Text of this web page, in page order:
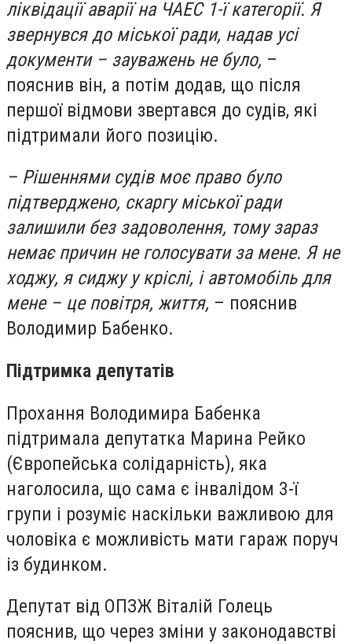
ліквідації аварії на ЧАЕС 1-ї категорії. Я
звернувся до міської ради, надав усі
документи – зауважень не було, –
пояснив він, а потім додав, що після
першої відмови звертався до судів, які
підтримали його позицію.
– Рішеннями судів моє право було
підтверджено, скаргу міської ради
залишили без задоволення, тому зараз
немає причин не голосувати за мене. Я не
ходжу, я сиджу у кріслі, і автомобіль для
мене – це повітря, життя, – пояснив
Володимир Бабенко.
Підтримка депутатів
Прохання Володимира Бабенка
підтримала депутатка Марина Рейко
(Європейська солідарність), яка
наголосила, що сама є інвалідом 3-ї
групи і розуміє наскільки важливою для
чоловіка є можливість мати гараж поруч
із будинком.
Депутат від ОПЗЖ Віталій Голець
пояснив, що через зміни у законодавстві